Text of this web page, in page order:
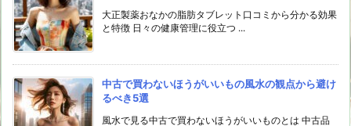
大正製薬おなかの脂肪タブレット口コミから分かる効果
と特徴 日々の健康管理に役立つ ...
中古で買わないほうがいいもの風水の観点から避け
るべき5選
風水で見る中古で買わないほうがいいものとは 中古品